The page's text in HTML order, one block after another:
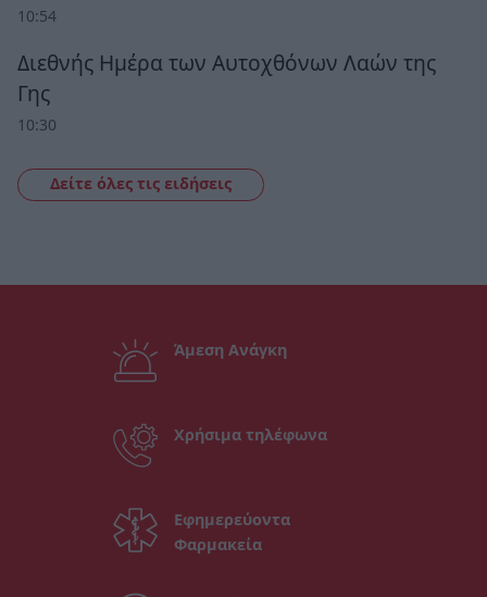
10:54
Διεθνής Ημέρα των Αυτοχθόνων Λαών της
Γης
10:30
Δείτε όλες τις ειδήσεις
Άμεση Ανάγκη
Χρήσιμα τηλέφωνα
Εφημερεύοντα
Φαρμακεία